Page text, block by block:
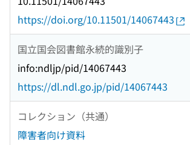
https://doi.org/10.11501/14067443
国立国会図書館永続的識別子
info:ndljp/pid/14067443
https://dl.ndl.go.jp/pid/14067443
コレクション（共通）
障害者向け資料